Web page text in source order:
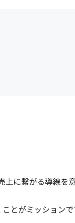
上に繋がる導線を
とがミッションで